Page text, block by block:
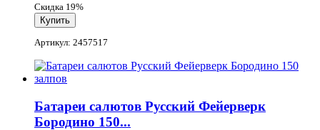
Скидка 19%
Артикул: 2457517
Батареи салютов Русский Фейерверк
Бородино 150...